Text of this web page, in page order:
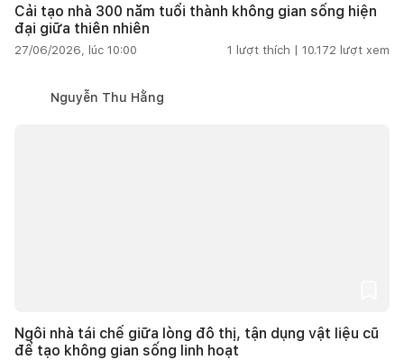
Cải tạo nhà 300 năm tuổi thành không gian sống hiện
đại giữa thiên nhiên
27/06/2026, lúc 10:00 1 lượt thích | 10.172 lượt xem
Nguyễn Thu Hằng
Ngôi nhà tái chế giữa lòng đô thị, tận dụng vật liệu cũ
để tạo không gian sống linh hoạt